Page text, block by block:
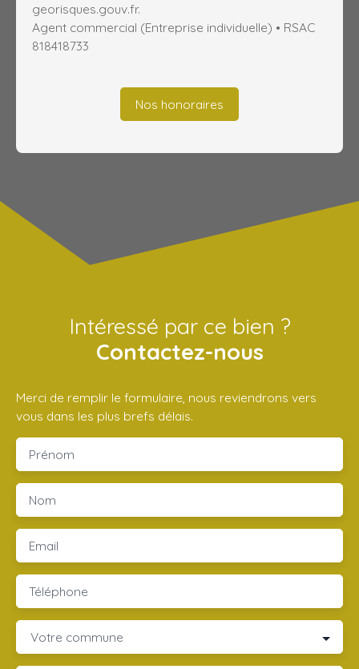
georisques.gouv.fr.
Agent commercial (Entreprise individuelle) • RSAC
818418733
Nos honoraires
Intéressé par ce bien ?
Contactez-nous
Merci de remplir le formulaire, nous reviendrons vers
vous dans les plus brefs délais.
Prénom
Nom
Email
Téléphone
Votre commune